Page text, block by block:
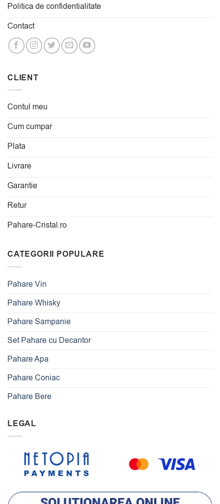
Politica de confidentialitate
Contact
CLIENT
Contul meu
Cum cumpar
Plata
Livrare
Garantie
Retur
Pahare-Cristal.ro
CATEGORII POPULARE
Pahare Vin
Pahare Whisky
Pahare Sampanie
Set Pahare cu Decantor
Pahare Apa
Pahare Coniac
Pahare Bere
LEGAL